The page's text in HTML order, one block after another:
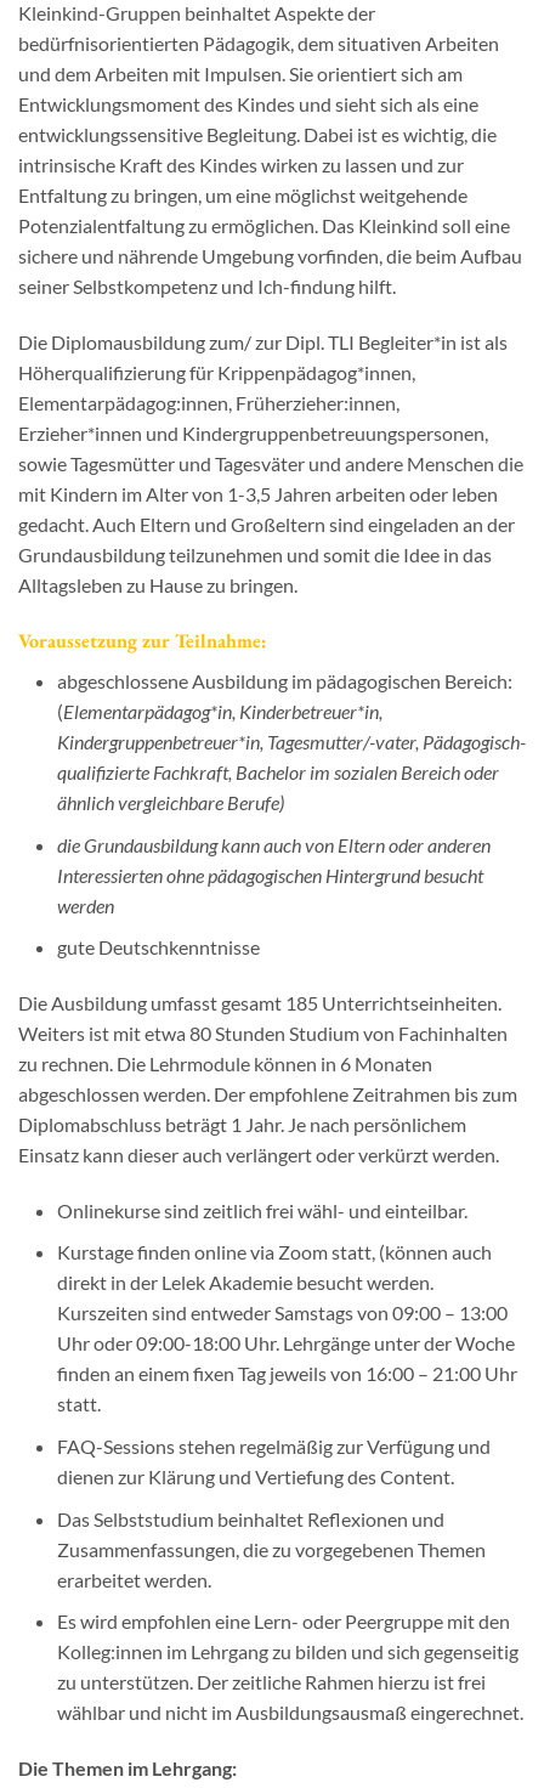
Kleinkind-Gruppen beinhaltet Aspekte der
bedürfnisorientierten Pädagogik, dem situativen Arbeiten
und dem Arbeiten mit Impulsen. Sie orientiert sich am
Entwicklungsmoment des Kindes und sieht sich als eine
entwicklungssensitive Begleitung. Dabei ist es wichtig, die
intrinsische Kraft des Kindes wirken zu lassen und zur
Entfaltung zu bringen, um eine möglichst weitgehende
Potenzialentfaltung zu ermöglichen. Das Kleinkind soll eine
sichere und nährende Umgebung vorfinden, die beim Aufbau
seiner Selbstkompetenz und Ich-findung hilft.
Die Diplomausbildung zum/ zur Dipl. TLI Begleiter*in ist als
Höherqualifizierung für Krippenpädagog*innen,
Elementarpädagog:innen, Früherzieher:innen,
Erzieher*innen und Kindergruppenbetreuungspersonen,
sowie Tagesmütter und Tagesväter und andere Menschen die
mit Kindern im Alter von 1-3,5 Jahren arbeiten oder leben
gedacht. Auch Eltern und Großeltern sind eingeladen an der
Grundausbildung teilzunehmen und somit die Idee in das
Alltagsleben zu Hause zu bringen.
Voraussetzung zur Teilnahme:
abgeschlossene Ausbildung im pädagogischen Bereich:
(Elementarpädagog*in, Kinderbetreuer*in,
Kindergruppenbetreuer*in, Tagesmutter/-vater, Pädagogisch-
qualifizierte Fachkraft, Bachelor im sozialen Bereich oder
ähnlich vergleichbare Berufe)
die Grundausbildung kann auch von Eltern oder anderen
Interessierten ohne pädagogischen Hintergrund besucht
werden
gute Deutschkenntnisse
Die Ausbildung umfasst gesamt 185 Unterrichtseinheiten.
Weiters ist mit etwa 80 Stunden Studium von Fachinhalten
zu rechnen. Die Lehrmodule können in 6 Monaten
abgeschlossen werden. Der empfohlene Zeitrahmen bis zum
Diplomabschluss beträgt 1 Jahr. Je nach persönlichem
Einsatz kann dieser auch verlängert oder verkürzt werden.
Onlinekurse sind zeitlich frei wähl- und einteilbar.
Kurstage finden online via Zoom statt, (können auch
direkt in der Lelek Akademie besucht werden.
Kurszeiten sind entweder Samstags von 09:00 – 13:00
Uhr oder 09:00-18:00 Uhr. Lehrgänge unter der Woche
finden an einem fixen Tag jeweils von 16:00 – 21:00 Uhr
statt.
FAQ-Sessions stehen regelmäßig zur Verfügung und
dienen zur Klärung und Vertiefung des Content.
Das Selbststudium beinhaltet Reflexionen und
Zusammenfassungen, die zu vorgegebenen Themen
erarbeitet werden.
Es wird empfohlen eine Lern- oder Peergruppe mit den
Kolleg:innen im Lehrgang zu bilden und sich gegenseitig
zu unterstützen. Der zeitliche Rahmen hierzu ist frei
wählbar und nicht im Ausbildungsausmaß eingerechnet.
Die Themen im Lehrgang: